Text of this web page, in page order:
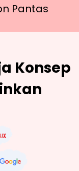
Pantas
Konsep